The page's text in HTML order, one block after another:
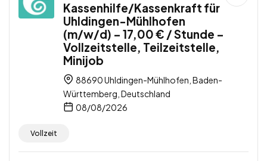
Kassenhilfe/Kassenkraft für
Uhldingen-Mühlhofen
(m/w/d) – 17,00 € / Stunde –
Vollzeitstelle, Teilzeitstelle,
Minijob
88690 Uhldingen-Mühlhofen, Baden-
Württemberg, Deutschland
08/08/2026
Vollzeit